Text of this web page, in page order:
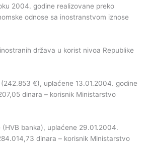
2004. godine realizovane preko
odnose sa inostranstvom iznose
država u korist nivoa Republike
€), uplaćene 13.01.2004. godine
dinara – korisnik Ministarstvo
(HVB banka), uplaćene 29.01.2004.
dinara – korisnik Ministarstvo